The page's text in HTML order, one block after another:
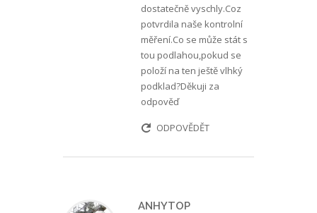
dostatečně vyschly.Coz
potvrdila naše kontrolní
měření.Co se může stát s
tou podlahou,pokud se
položí na ten ještě vlhký
podklad?Děkuji za
odpověď
ODPOVĚDĚT
ANHYTOP